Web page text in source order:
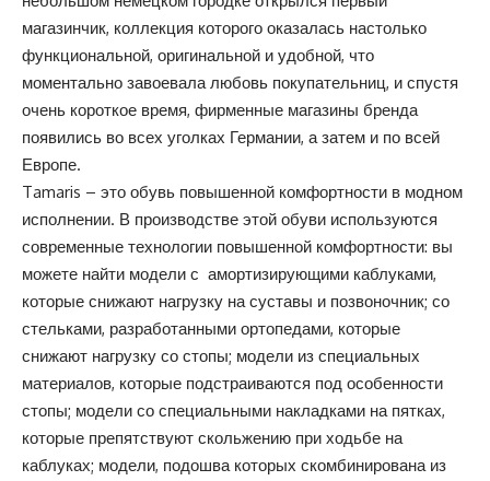
магазинчик, коллекция которого оказалась настолько
функциональной, оригинальной и удобной, что
моментально завоевала любовь покупательниц, и спустя
очень короткое время, фирменные магазины бренда
появились во всех уголках Германии, а затем и по всей
Европе.
Tamaris – это обувь повышенной комфортности в модном
исполнении. В производстве этой обуви используются
современные технологии повышенной комфортности: вы
можете найти модели с амортизирующими каблуками,
которые снижают нагрузку на суставы и позвоночник; со
стельками, разработанными ортопедами, которые
снижают нагрузку со стопы; модели из специальных
материалов, которые подстраиваются под особенности
стопы; модели со специальными накладками на пятках,
которые препятствуют скольжению при ходьбе на
каблуках; модели, подошва которых скомбинирована из